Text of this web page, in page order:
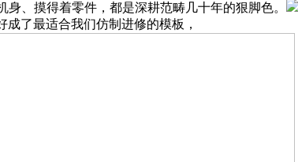
、摸得着零件，都是深耕范畴几十年的狠脚色。
了最适合我们仿制进修的模板，